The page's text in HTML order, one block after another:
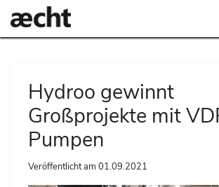
Hydroo gewinnt
Großprojekte mit
Pumpen
Veröffentlicht am 01.09.2021